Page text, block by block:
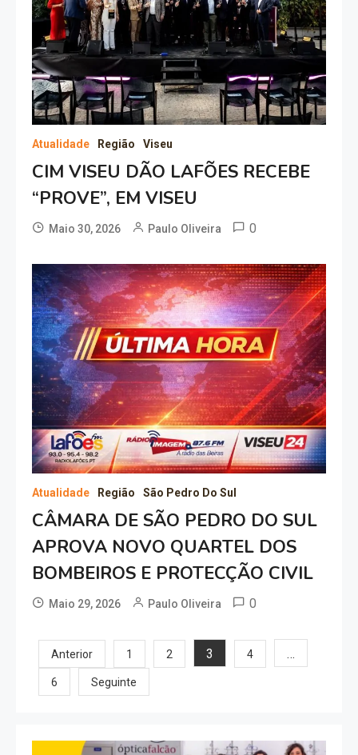
Atualidade Região Viseu
CIM VISEU DÃO LAFÕES RECEBE
“PROVE”, EM VISEU
Maio 30, 2026 Paulo Oliveira 0
Atualidade Região São Pedro Do Sul
CÂMARA DE SÃO PEDRO DO SUL
APROVA NOVO QUARTEL DOS
BOMBEIROS E PROTECÇÃO CIVIL
Maio 29, 2026 Paulo Oliveira 0
Paginação
dos
Anterior 1 2 3 4 …
6 Seguinte